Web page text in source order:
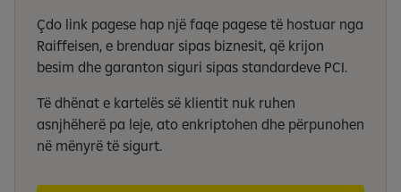
Çdo link pagese hap një faqe pagese të hostuar nga
Raiffeisen, e brenduar sipas biznesit, që krijon
besim dhe garanton siguri sipas standardeve PCI.
Të dhënat e kartelës së klientit nuk ruhen
asnjhëherë pa leje, ato enkriptohen dhe përpunohen
në mënyrë të sigurt.